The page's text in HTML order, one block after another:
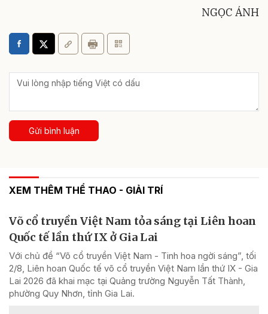
NGỌC ÁNH
Gửi bình luận
XEM THÊM THỂ THAO - GIẢI TRÍ
Võ cổ truyền Việt Nam tỏa sáng tại Liên hoan
Quốc tế lần thứ IX ở Gia Lai
Với chủ đề “Võ cổ truyền Việt Nam - Tinh hoa ngời sáng”, tối
2/8, Liên hoan Quốc tế võ cổ truyền Việt Nam lần thứ IX - Gia
Lai 2026 đã khai mạc tại Quảng trường Nguyễn Tất Thành,
phường Quy Nhơn, tỉnh Gia Lai.